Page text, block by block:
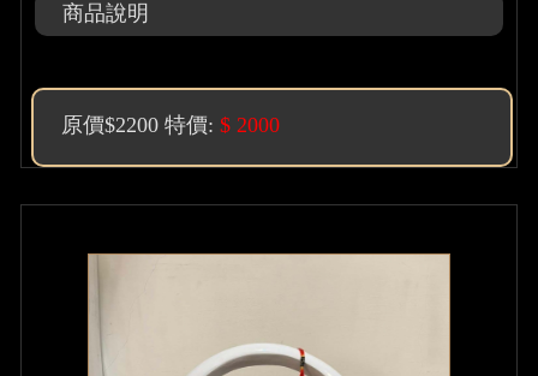
商品說明
原價$2200 特價:$ 2000